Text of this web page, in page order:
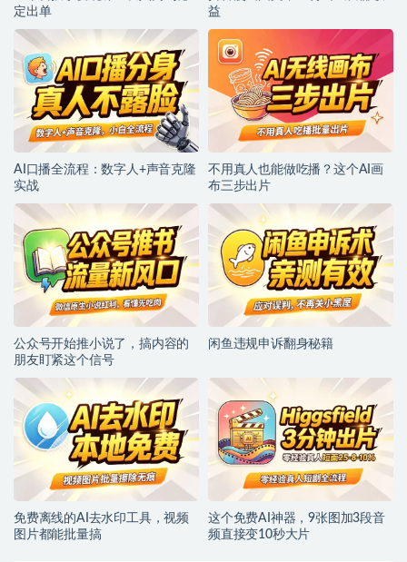
定出单
益
AI口播全流程：数字人+声音克隆
实战
不用真人也能做吃播？这个AI画
布三步出片
公众号开始推小说了，搞内容的
朋友盯紧这个信号
闲鱼违规申诉翻身秘籍
免费离线的AI去水印工具，视频
图片都能批量搞
这个免费AI神器，9张图加3段音
频直接变10秒大片